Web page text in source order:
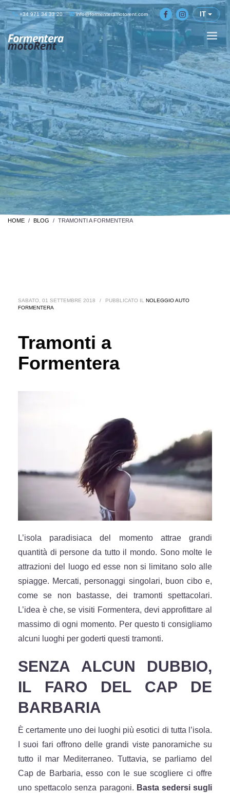
+34 971 34 33 20 info@formenteramotorent.com IT
HOME BLOG TRAMONTI A FORMENTERA
SABATO, 01 SETTEMBRE 2018 / PUBBLICATO IL NOLEGGIO AUTO
FORMENTERA
Tramonti a
Formentera
L’isola paradisiaca del momento attrae grandi
quantità di persone da tutto il mondo. Sono molte le
attrazioni del luogo ed esse non si limitano solo alle
spiagge. Mercati, personaggi singolari, buon cibo e,
come se non bastasse, dei tramonti spettacolari.
L’idea è che, se visiti Formentera, devi approfittare al
massimo di ogni momento. Per questo ti consigliamo
alcuni luoghi per goderti questi tramonti.
SENZA ALCUN DUBBIO,
IL FARO DEL CAP DE
BARBARIA
È certamente uno dei luoghi più esotici di tutta l’isola.
I suoi fari offrono delle grandi viste panoramiche su
tutto il mar Mediterraneo. Tuttavia, se parliamo del
Cap de Barbaria, esso con le sue scogliere ci offre
uno spettacolo senza paragoni. Basta sedersi sugli